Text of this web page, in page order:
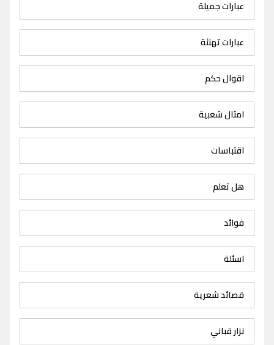
عبارات جميلة
عبارات تهنئة
اقوال حكم
امثال شعبية
اقتباسات
هل تعلم
فوائد
اسئلة
قصائد شعرية
نزار قباني